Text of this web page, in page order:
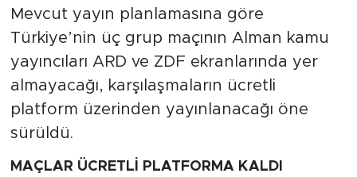
Mevcut yayın planlamasına göre
Türkiye’nin üç grup maçının Alman kamu
yayıncıları ARD ve ZDF ekranlarında yer
almayacağı, karşılaşmaların ücretli
platform üzerinden yayınlanacağı öne
sürüldü.
MAÇLAR ÜCRETLİ PLATFORMA KALDI